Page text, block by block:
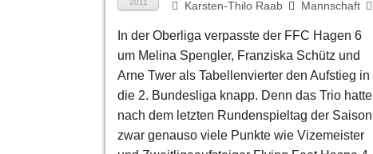
2011 Karsten-Thilo Raab Mannschaft
In der Oberliga verpasste der FFC Hagen 6
um Melina Spengler, Franziska Schütz und
Arne Twer als Tabellenvierter den Aufstieg in
die 2. Bundesliga knapp. Denn das Trio hatte
nach dem letzten Rundenspieltag der Saison
zwar genauso viele Punkte wie Vizemeister